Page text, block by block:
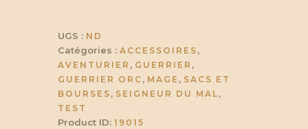
UGS : ND
Catégories : ACCESSOIRES ,
AVENTURIER , GUERRIER ,
GUERRIER ORC , MAGE , SACS ET
BOURSES , SEIGNEUR DU MAL ,
TEST
Product ID: 19015